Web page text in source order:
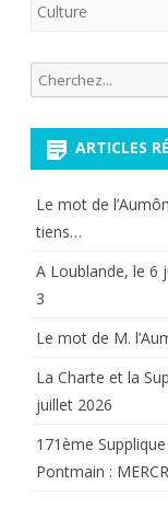
les
Culture
Recherche
pour:
ARTICLES
Le mot de
tiens…
A Loublande, le 6
3
Le mot de M.
La Charte et la
juillet 2026
171ème
Pontmain :